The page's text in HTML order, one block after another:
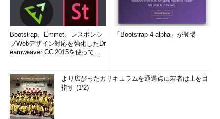
Bootstrap、Emmet、レスポンシ
ブWebデザイン対応を強化したDr
eamweaver CC 2015を使って
「Bootstrap 4 alpha」が登場
より広がったカリキュラムを通過点に若者は上を目
指す (1/2)